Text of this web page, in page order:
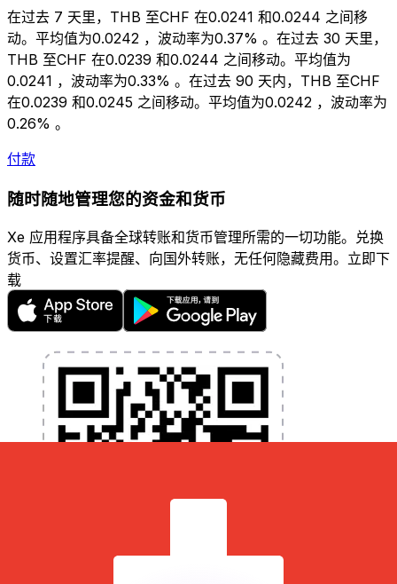
在过去 7 天里，THB 至CHF 在0.0241 和0.0244 之间移
动。平均值为0.0242 ，波动率为0.37% 。在过去 30 天里，
THB 至CHF 在0.0239 和0.0244 之间移动。平均值为
0.0241 ，波动率为0.33% 。在过去 90 天内，THB 至CHF
在0.0239 和0.0245 之间移动。平均值为0.0242 ，波动率为
0.26% 。
付款
随时随地管理您的资金和货币
Xe 应用程序具备全球转账和货币管理所需的一切功能。兑换
货币、设置汇率提醒、向国外转账，无任何隐藏费用。立即下
载